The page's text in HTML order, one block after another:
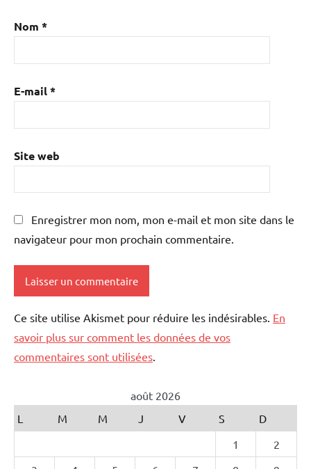
Nom *
E-mail*
Site web
Enregistrer mon nom, mon e-mail et mon site dans le
navigateur pour mon prochain commentaire.
Ce site utilise Akismet pour réduire les indésirables. En
savoir plus sur comment les données de vos
commentaires sont utilisées.
août 2026
L
M M J V S
D
1
2